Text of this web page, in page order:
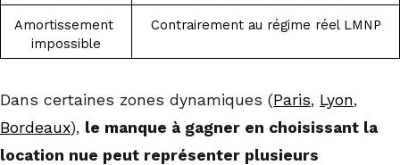
Amortissement
impossible
Contrairement au régime réel LMNP
Dans certaines zones dynamiques (Paris, Lyon,
Bordeaux), le manque à gagner en choisissant la
location nue peut représenter plusieurs